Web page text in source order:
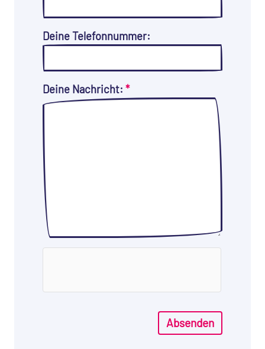
Deine Telefonnummer:
Deine Nachricht: *
Absenden